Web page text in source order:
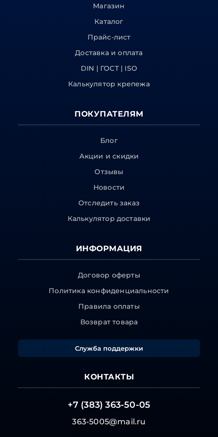
Магазин
Каталог
Прайс-лист
Доставка и оплата
DIN | ГОСТ | ISO
Калькулятор крепежа
ПОКУПАТЕЛЯМ
Блог
Акции и скидки
Отзывы
Новости
Отследить заказ
Калькулятор доставки
ИНФОРМАЦИЯ
Договор оферты
Политика конфиденциальности
Правила оплаты
Возврат товара
Служба поддержки
КОНТАКТЫ
+7 (383) 363-50-05
363-5005@mail.ru